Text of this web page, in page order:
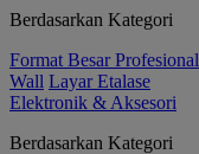
Berdasarkan Kategori
Format Besar Profesional
Wall Layar Etalase
Elektronik & Aksesori
Berdasarkan Kategori